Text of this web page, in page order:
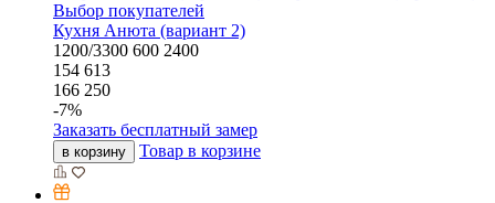
Выбор покупателей
Кухня Анюта (вариант 2)
1200/3300 600 2400
154 613
166 250
-7%
Заказать бесплатный замер
в корзину Товар в корзине